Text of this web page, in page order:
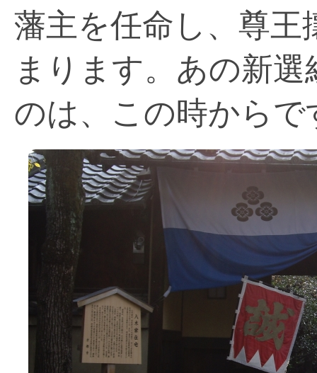
藩主を任命し、尊王
まります。あの新
のは、この時からで